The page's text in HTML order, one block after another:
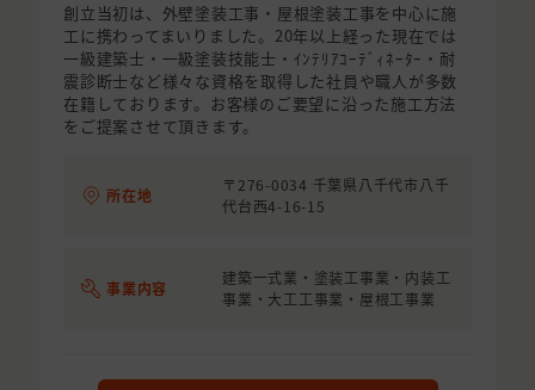
創立当初は、外壁塗装工事・屋根塗装工事を中心に施
工に携わってまいりました。20年以上経った現在では
一級建築士・一級塗装技能士・ｲﾝﾃﾘｱｺｰﾃﾞｨﾈｰﾀｰ・耐
震診断士など様々な資格を取得した社員や職人が多数
在籍しております。お客様のご要望に沿った施工方法
をご提案させて頂きます。
所在地
〒276-0034 千葉県八千代市八千
代台西4-16-15
事業内容
建築一式業・塗装工事業・内装工
事業・大工工事業・屋根工事業